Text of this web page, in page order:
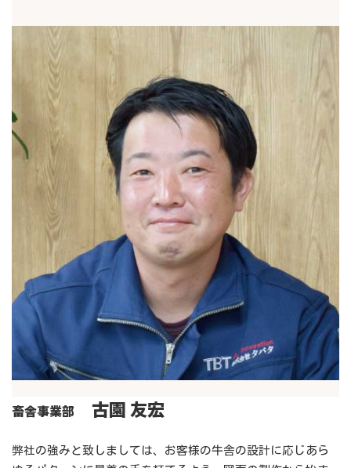
畜舎事業部 古園 友宏
弊社の強みと致しましては、お客様の牛舎の設計に応じあら